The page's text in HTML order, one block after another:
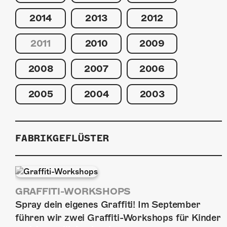
2014 2013 2012
2011 2010 2009
2008 2007 2006
2005 2004 2003
FABRIKGEFLÜSTER
GRAFFITI-WORKSHOPS
Spray dein eigenes Graffiti! Im September
führen wir zwei Graffiti-Workshops für Kinder